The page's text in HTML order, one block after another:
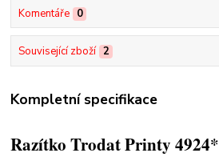
Komentáře 0
Související zboží 2
Kompletní specifikace
Razítko Trodat Printy 4924*